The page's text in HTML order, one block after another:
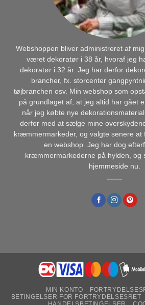
Webshoppen bliver administreret af
været dekoratør i 38 år, hvoraf jeg
dekoratør i 32 år. Jeg har derfor
brancher, fx. storcenter
tøjbranchen osv. Min webshop som
på grundlaget af, at jeg altid har gået
når jeg købte nye
derfor med at sælge mine
kræmmermarkeder, og valgte senere at
en webshop. Jeg har dog
kræmmermarkederne på hylden, og
hjemmeside nu.
MIN KONTO
BETINGELSER FOR FORTRYDELSESRET